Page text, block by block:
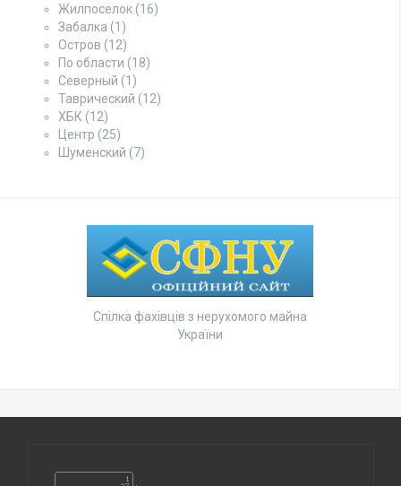
Жилпоселок (16)
Забалка (1)
Остров (12)
По области (18)
Северный (1)
Таврический (12)
ХБК (12)
Центр (25)
Шуменский (7)
Спілка фахівців з нерухомого майна
України